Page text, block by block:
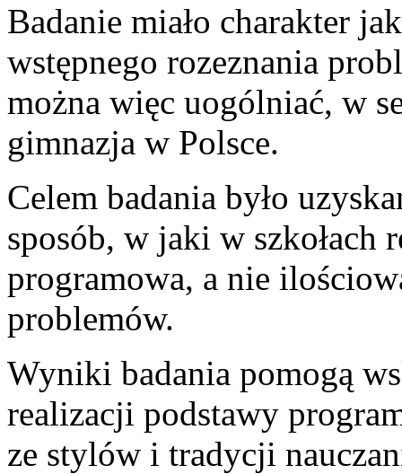
Badanie miało charakter
wstępnego rozeznania
można więc uogólniać, w
gimnazja w Polsce.
Celem badania było
sposób, w jaki w szkołach
programowa, a nie
problemów.
Wyniki badania pomogą
realizacji podstawy
ze stylów i tradycji